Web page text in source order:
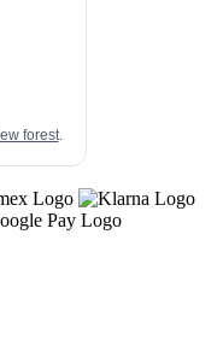
forest.